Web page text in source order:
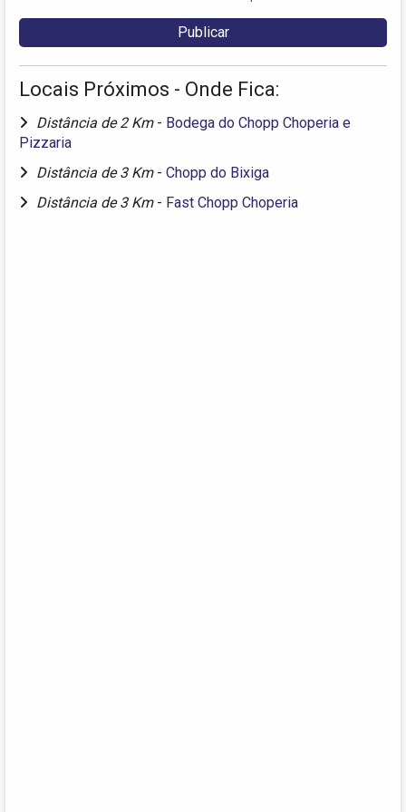
Locais Próximos - Onde Fica:
Distância de 2 Km - Bodega do Chopp Choperia e
Pizzaria
Distância de 3 Km - Chopp do Bixiga
Distância de 3 Km - Fast Chopp Choperia